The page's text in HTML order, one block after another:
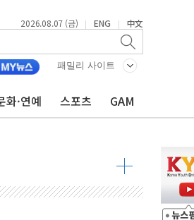
2026.08.07 (금) | ENG | 中文
패밀리 사이트
화·연예 스포츠 GAM
승
이드데스크·웬디스↓